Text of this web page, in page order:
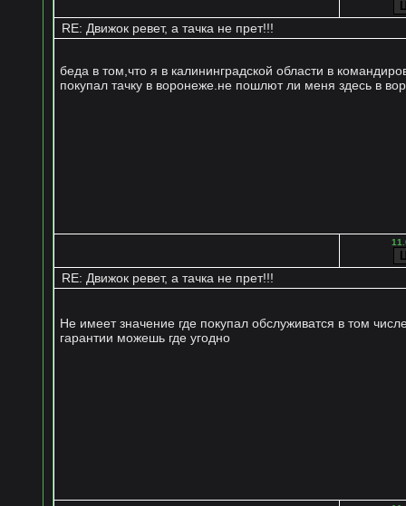
RE: Движок ревет, а тачка не прет!!!
беда в том,что я в калининградской области в
покупал тачку в воронеже.не пошлют ли меня здесь в
RE: Движок ревет, а тачка не прет!!!
Не имеет значение где покупал обслуживатся в том
гарантии можешь где угодно